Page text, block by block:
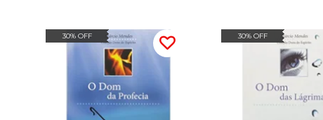
30% OFF 30% OFF